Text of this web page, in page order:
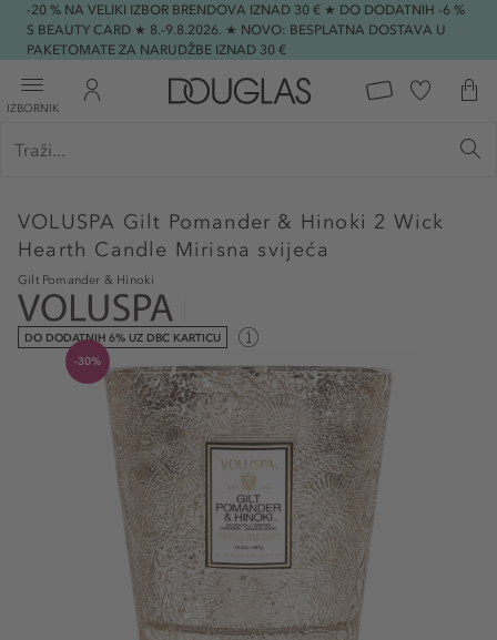
-20 % NA VELIKI IZBOR BRENDOVA IZNAD 30 € ★ DO DODATNIH -6 %
S BEAUTY CARD ★ 8.-9.8.2026. ★ NOVO: BESPLATNA DOSTAVA U
PAKETOMATE ZA NARUDŽBE IZNAD 30 €
IZBORNIK
VOLUSPA Gilt Pomander & Hinoki 2 Wick
Hearth Candle Mirisna svijeća
Gilt Pomander & Hinoki
DO DODATNIH 6% UZ DBC KARTICU
-30%